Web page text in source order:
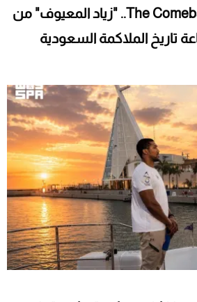
بعد انتصاره في The Comeback.. "زياد المعيوف" من
تاريخ الملاكمة السعودية